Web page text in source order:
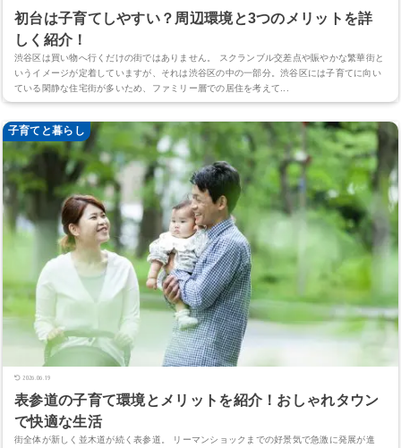
初台は子育てしやすい？周辺環境と3つのメリットを詳
しく紹介！
渋谷区は買い物へ行くだけの街ではありません。 スクランブル交差点や賑やかな繁華街と
いうイメージが定着していますが、それは渋谷区の中の一部分。渋谷区には子育てに向い
ている閑静な住宅街が多いため、ファミリー層での居住を考えて...
子育てと暮らし
表参道の子育て環境とメリットを紹介！おしゃれタウン
で快適な生活
2026.06.19
街全体が新しく並木道が続く表参道。 リーマンショックまでの好景気で急激に発展が進